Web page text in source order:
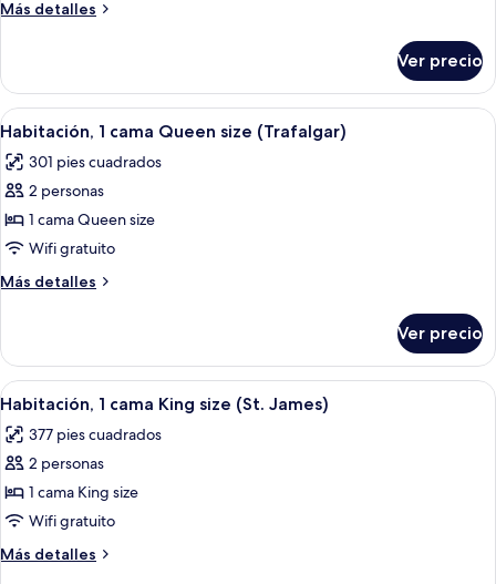
Más detalles
Más
Suite
Ver precio
Abrir
todas
las
fotos
de
Habitación,
1
cama
size
(Trafalgar)
Una habitación de hotel con una
6
Habitación, 1 cama Queen size (Trafalgar)
301 pies cuadrados
2 personas
1 cama Queen size
Wifi gratuito
Más detalles
Más
1
cama
Queen
(Trafalgar)
Ver precio
Abrir
todas
las
fotos
de
Habitación,
1
cama
Habitación de hotel con cama, sofá,
5
Habitación, 1 cama King size (St. James)
377 pies cuadrados
2 personas
1 cama King size
Wifi gratuito
Más detalles
Más